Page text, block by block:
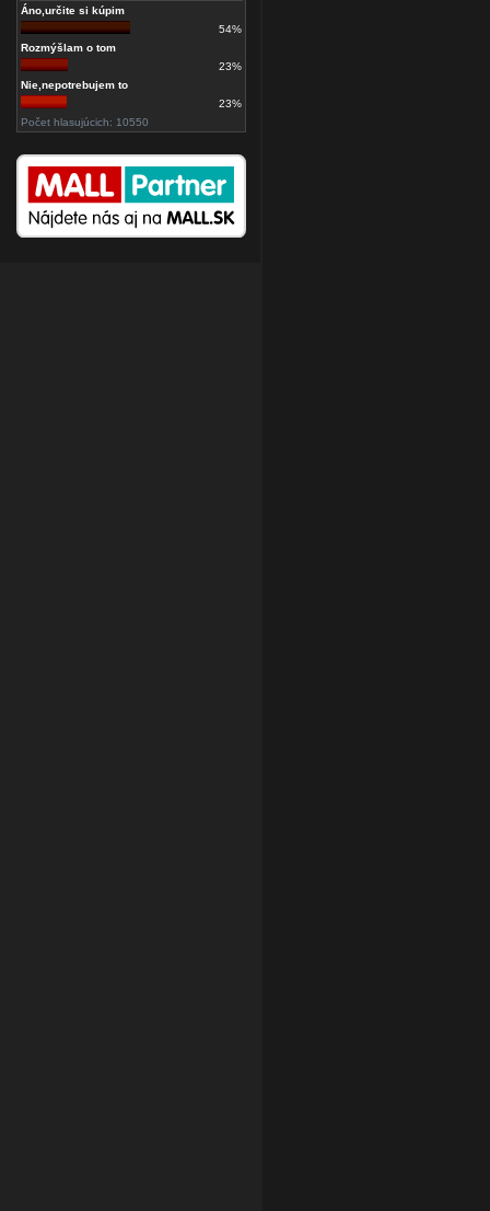
Áno,určite si kúpim
54%
Rozmýšlam o tom
23%
Nie,nepotrebujem to
23%
Počet hlasujúcich: 10550